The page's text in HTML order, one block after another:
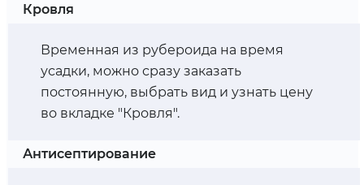
Кровля
Временная из рубероида на время
усадки, можно сразу заказать
постоянную, выбрать вид и узнать цену
во вкладке "Кровля".
Антисептирование